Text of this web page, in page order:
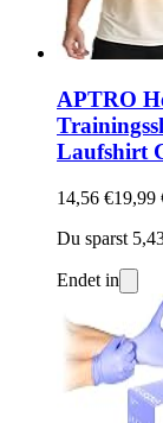
APTRO
Laufshirt
14,56 €19,99
Du sparst
Endet in